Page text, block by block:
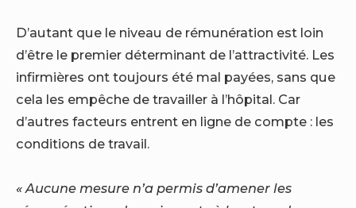
D’autant que le niveau de rémunération est loin
d’être le premier déterminant de l’attractivité. Les
infirmières ont toujours été mal payées, sans que
cela les empêche de travailler à l’hôpital. Car
d’autres facteurs entrent en ligne de compte : les
conditions de travail.
« Aucune mesure n’a permis d’amener les